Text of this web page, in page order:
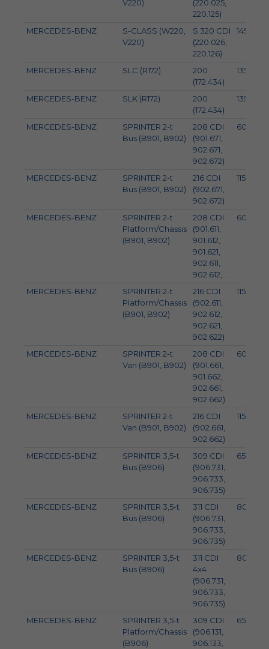
V220)
(220.025,
220.125)
MERCEDES-BENZ
S-CLASS (W220,
V220)
S 320 CDI
(220.026,
220.126)
145
MERCEDES-BENZ SLC (R172)
200
(172.434)
135
MERCEDES-BENZ SLK (R172)
200
(172.434)
135
MERCEDES-BENZ
SPRINTER 2-t
Bus (B901, B902)
208 CDI
(901.671,
902.671,
902.672)
60
MERCEDES-BENZ
SPRINTER 2-t
Bus (B901, B902)
216 CDI
(902.671,
902.672)
115
MERCEDES-BENZ
SPRINTER 2-t
Platform/Chassis
(B901, B902)
208 CDI
(901.611,
901.612,
901.621,
902.611,
902.612,...
60
MERCEDES-BENZ
SPRINTER 2-t
Platform/Chassis
(B901, B902)
216 CDI
(902.611,
902.612,
902.621,
902.622)
115
MERCEDES-BENZ
SPRINTER 2-t
Van (B901, B902)
208 CDI
(901.661,
901.662,
902.661,
902.662)
60
MERCEDES-BENZ
SPRINTER 2-t
Van (B901, B902)
216 CDI
(902.661,
902.662)
115
MERCEDES-BENZ
SPRINTER 3,5-t
Bus (B906)
309 CDI
(906.731,
906.733,
906.735)
65
MERCEDES-BENZ
SPRINTER 3,5-t
Bus (B906)
311 CDI
(906.731,
906.733,
906.735)
80
MERCEDES-BENZ
SPRINTER 3,5-t
Bus (B906)
311 CDI
4x4
(906.731,
906.733,
906.735)
80
MERCEDES-BENZ
SPRINTER 3,5-t
Platform/Chassis
(B906)
309 CDI
(906.131,
906.133,
65